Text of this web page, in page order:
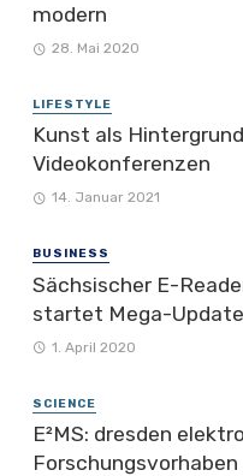
modern
28. Mai 2020
LIFESTYLE
Kunst als
Videokonferenzen
14. Januar 2021
BUSINESS
Sächsischer E-
startet Mega-Update
1. April 2020
SCIENCE
E²MS: dresden